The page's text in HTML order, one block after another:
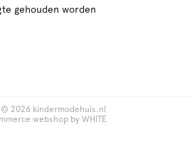
gehouden worden
2026 kindermodehuis.nl
webshop by WHITE